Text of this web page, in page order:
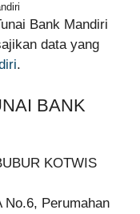
Bank Mandiri
data yang
.
BANK
KOTWIS
No.6, Perumahan